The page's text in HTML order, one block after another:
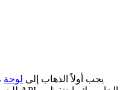
لاستخدام صفحة خدمة WebExtrator، يجب أولاً الذهاب إلى لوحة